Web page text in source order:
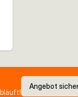
Angebot